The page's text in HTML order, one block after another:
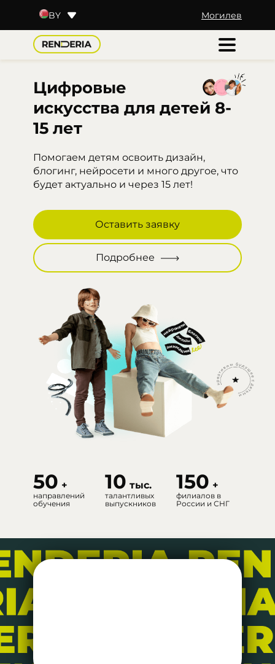
BY
RU
KZ
UZ
Могилев
Цифровые
искусства для детей 8-
15 лет
Помогаем детям освоить дизайн,
блогинг, нейросети и много другое, что
будет актуально и через 15 лет!
Оставить заявку
Подробнее
50 +
направлений
обучения
10 тыс.
талантливых
выпускников
150 +
филиалов в
России и СНГ